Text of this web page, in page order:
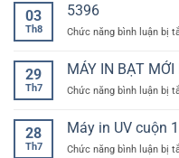
03
Th8
5396
Chức năng bình luận bị
29
Th7
MÁY IN BẠT MỚI
Chức năng bình luận bị
28
Th7
Máy in UV cuộn
Chức năng bình luận bị